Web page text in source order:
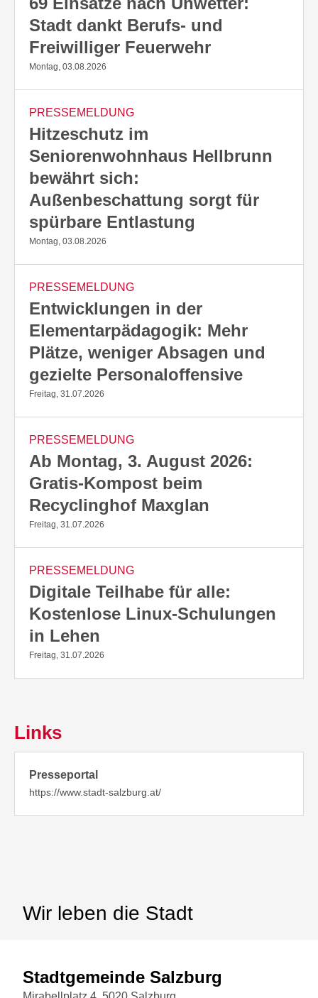
Stadt dankt Berufs- und
Freiwilliger Feuerwehr
Montag, 03.08.2026
PRESSEMELDUNG
Hitzeschutz im
Seniorenwohnhaus Hellbrunn
bewährt sich:
Außenbeschattung sorgt für
spürbare Entlastung
Montag, 03.08.2026
PRESSEMELDUNG
Entwicklungen in der
Elementarpädagogik: Mehr
Plätze, weniger Absagen und
gezielte Personaloffensive
Freitag, 31.07.2026
PRESSEMELDUNG
Ab Montag, 3. August 2026:
Gratis-Kompost beim
Recyclinghof Maxglan
Freitag, 31.07.2026
PRESSEMELDUNG
Digitale Teilhabe für alle:
Kostenlose Linux-Schulungen
in Lehen
Freitag, 31.07.2026
Links
Presseportal
https://www.stadt-salzburg.at/
Wir leben die Stadt
Stadtgemeinde Salzburg